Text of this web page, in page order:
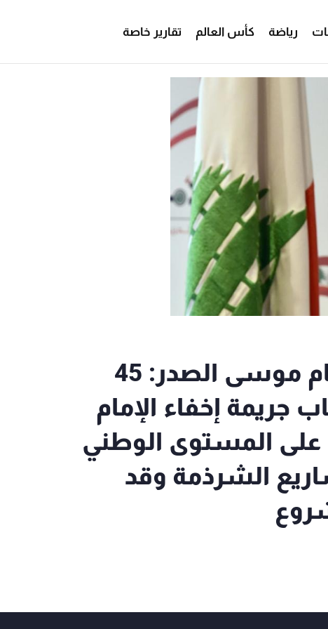
رياضة كأس العالم تقارير خاصة
بري في ذكرى تغييب الإمام موسى الصدر: 45
جريمة إخفاء الإمام
على المستوى الوطني
الشرذمة وقد